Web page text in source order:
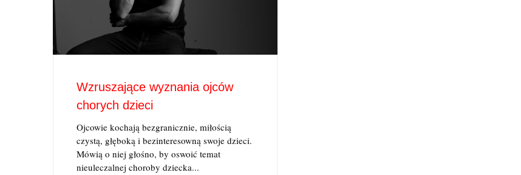
Wzruszające wyznania ojców
chorych dzieci
Ojcowie kochają bezgranicznie, miłością
czystą, głęboką i bezinteresowną swoje dzieci.
Mówią o niej głośno, by oswoić temat
nieuleczalnej choroby dziecka...